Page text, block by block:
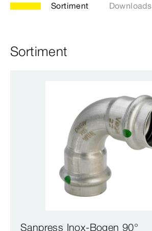
Sortiment Downloads
Sortiment
Sanpress Inox-Bogen 90°